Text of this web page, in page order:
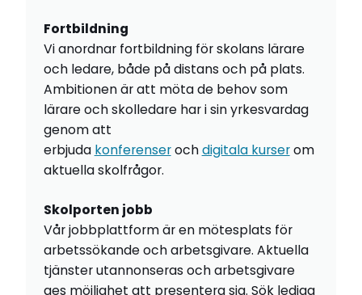
Fortbildning
Vi anordnar fortbildning för skolans lärare
och ledare, både på distans och på plats.
Ambitionen är att möta de behov som
lärare och skolledare har i sin yrkesvardag
genom att
erbjuda konferenserochdigitala kurserom
aktuella skolfrågor.
Skolporten jobb
Vår jobbplattform är en mötesplats för
arbetssökande och arbetsgivare. Aktuella
tjänster utannonseras och arbetsgivare
ges möjlighet att presentera sig. Sök lediga